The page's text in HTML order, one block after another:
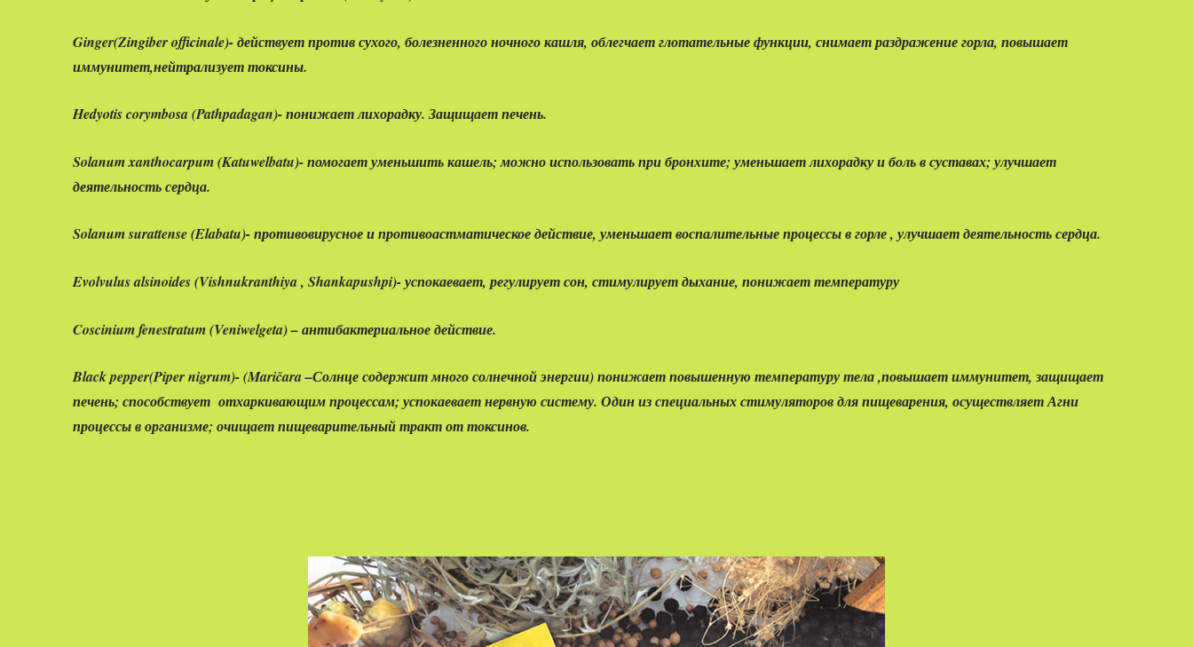
Ginger(Zingiber officinale)- действует против сухого, болезненного ночного кашля, облегчает глотательные функции, снимает раздражение горла, повышает
иммунитет,нейтрализует токсины.
Hedyotis corymbosa(Pathpadagan)- понижает лихорадку. Защищает печень.
Solanum xanthocarpum(Katuwelbatu)- помогает уменьшить кашель; можно использовать при бронхите; уменьшает лихорадку и боль в суставах; улучшает
деятельность сердца.
Solanum surattense(Elabatu)- противовирусное и противоастматическое действие, уменьшает воспалительные процессы в горле , улучшает деятельность сердца.
Evolvulus alsinoides(Vishnukranthiya , Shankapushpi)- успокаевает, регулирует сон, стимулирует дыхание, понижает температуру
Coscinium fenestratum(Veniwelgeta) – антибактериальное действие.
Black pepper(Piper nigrum)- (Maričara –Солнце содержит много солнечной энергии) понижает повышенную температуру тела ,повышает иммунитет, защищает
печень; способствует отхаркивающим процессам; успокаевает нервную систему. Один из специальных стимуляторов для пищеварения, осуществляет Агни
процессы в организме; очищает пищеварительный тракт от токсинов.